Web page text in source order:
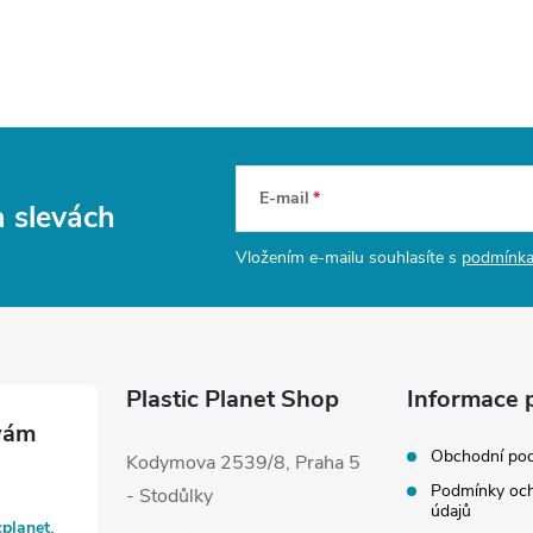
slevách E-mail
Vložením e-mailu souhlasíte s
Plastic Planet Shop
Kodymova 2539/8, Praha 5
- Stodůlky
Informace
Obchodní
Podmínky
údajů